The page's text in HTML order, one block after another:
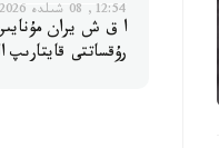
12:54, 08 شىلدە 2026
ا ق ش يران
رۇقساتتى قايتارىپ